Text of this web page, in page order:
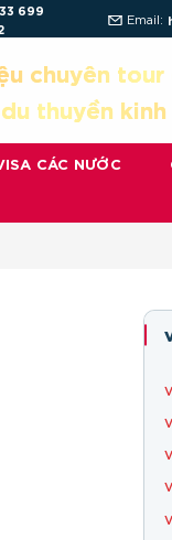
699
Email:
chuyên
thuyền
CÁC NƯỚC